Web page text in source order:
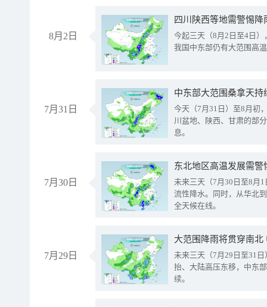
8月2日
今起三天（8月2日至4日
我国中东部仍有大范围高
7月31日
中东部大范围桑拿天
今天（7月31日）至8月初
川盆地、陕西、甘肃的部
息。
7月30日
东北地区高温发展需
未来三天（7月30日至8月
流性降水。同时，从华北
全天候在线。
7月29日
大范围降雨将贯穿南
未来三天（7月29日至31
抬、大陆高压东移，中东
续。